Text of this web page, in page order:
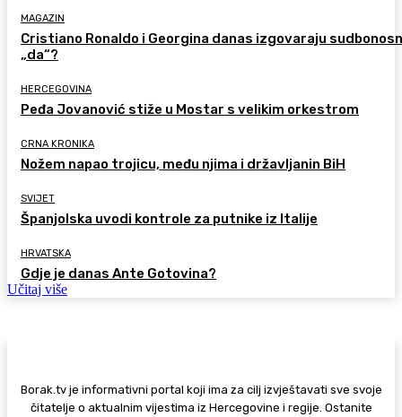
MAGAZIN
Cristiano Ronaldo i Georgina danas izgovaraju
„da“?
HERCEGOVINA
Peđa Jovanović stiže u Mostar s velikim orkestrom
CRNA KRONIKA
Nožem napao trojicu, među njima i državljanin BiH
SVIJET
Španjolska uvodi kontrole za putnike iz Italije
HRVATSKA
Gdje je danas Ante Gotovina?
Učitaj više
Borak.tv je informativni portal koji ima za cilj izvještavati sve svoje
čitatelje o aktualnim vijestima iz Hercegovine i regije. Ostanite